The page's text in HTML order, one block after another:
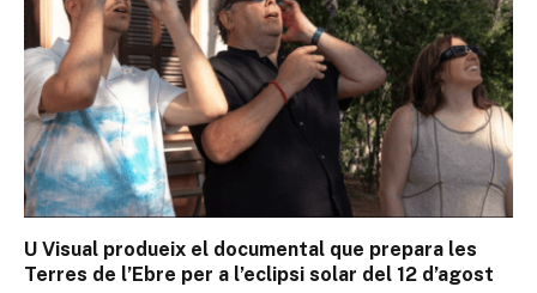
U Visual produeix el documental que prepara les
Terres de l’Ebre per a l’eclipsi solar del 12 d’agost